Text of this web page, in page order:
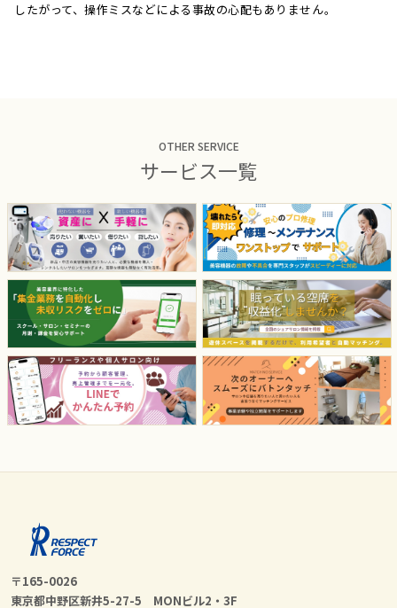
したがって、操作ミスなどによる事故の心配もありません。
OTHER SERVICE
サービス一覧
〒165-0026
東京都中野区新井5-27-5 MONビル2・3F